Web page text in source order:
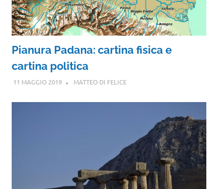
Pianura Padana: cartina fisica e
cartina politica
11 MAGGIO 2019 MATTEO DI FELICE